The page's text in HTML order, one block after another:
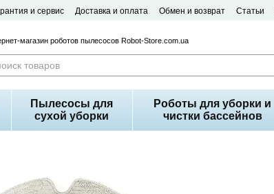
и сервис Доставка и оплата Обмен и возврат Статьи
магазин роботов пылесосов Robot-Store.com.ua
Пылесосы для
сухой уборки
Роботы для уборки и
чистки бассейнов